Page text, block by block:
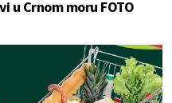
u Crnom moru FOTO